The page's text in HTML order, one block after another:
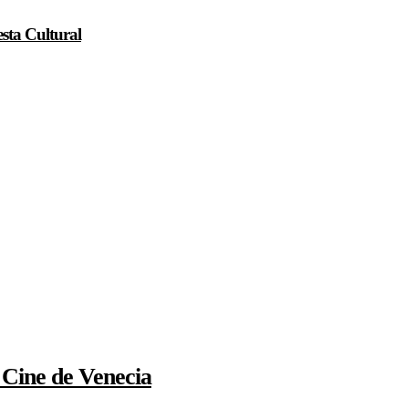
Cultural
de Venecia